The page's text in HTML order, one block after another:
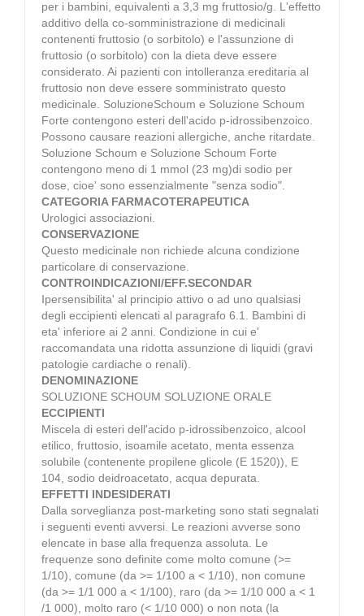
per i bambini, equivalenti a 3,3 mg fruttosio/g. L'effetto
additivo della co-somministrazione di medicinali
contenenti fruttosio (o sorbitolo) e l'assunzione di
fruttosio (o sorbitolo) con la dieta deve essere
considerato. Ai pazienti con intolleranza ereditaria al
fruttosio non deve essere somministrato questo
medicinale. SoluzioneSchoum e Soluzione Schoum
Forte contengono esteri dell'acido p-idrossibenzoico.
Possono causare reazioni allergiche, anche ritardate.
Soluzione Schoum e Soluzione Schoum Forte
contengono meno di 1 mmol (23 mg)di sodio per
dose, cioe' sono essenzialmente "senza sodio".
CATEGORIA FARMACOTERAPEUTICA
Urologici associazioni.
CONSERVAZIONE
Questo medicinale non richiede alcuna condizione
particolare di conservazione.
CONTROINDICAZIONI/EFF.SECONDAR
Ipersensibilita' al principio attivo o ad uno qualsiasi
degli eccipienti elencati al paragrafo 6.1. Bambini di
eta' inferiore ai 2 anni. Condizione in cui e'
raccomandata una ridotta assunzione di liquidi (gravi
patologie cardiache o renali).
DENOMINAZIONE
SOLUZIONE SCHOUM SOLUZIONE ORALE
ECCIPIENTI
Miscela di esteri dell'acido p-idrossibenzoico, alcool
etilico, fruttosio, isoamile acetato, menta essenza
solubile (contenente propilene glicole (E 1520)), E
104, sodio deidroacetato, acqua depurata.
EFFETTI INDESIDERATI
Dalla sorveglianza post-marketing sono stati segnalati
i seguenti eventi avversi. Le reazioni avverse sono
elencate in base alla frequenza assoluta. Le
frequenze sono definite come molto comune (>=
1/10), comune (da >= 1/100 a < 1/10), non comune
(da >= 1/1 000 a < 1/100), raro (da >= 1/10 000 a < 1
/1 000), molto raro (< 1/10 000) o non nota (la